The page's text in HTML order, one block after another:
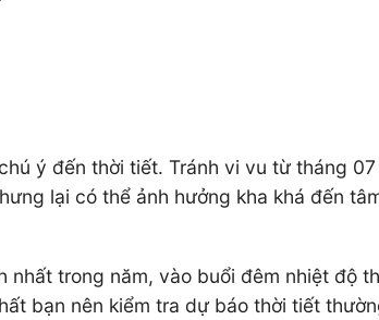
ý đến thời tiết. Tránh vi vu từ tháng
lại có thể ảnh hưởng kha khá đến
trong năm, vào buổi đêm nhiệt độ
bạn nên kiểm tra dự báo thời tiết